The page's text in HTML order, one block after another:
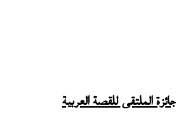
الملتقى للقصة العربية